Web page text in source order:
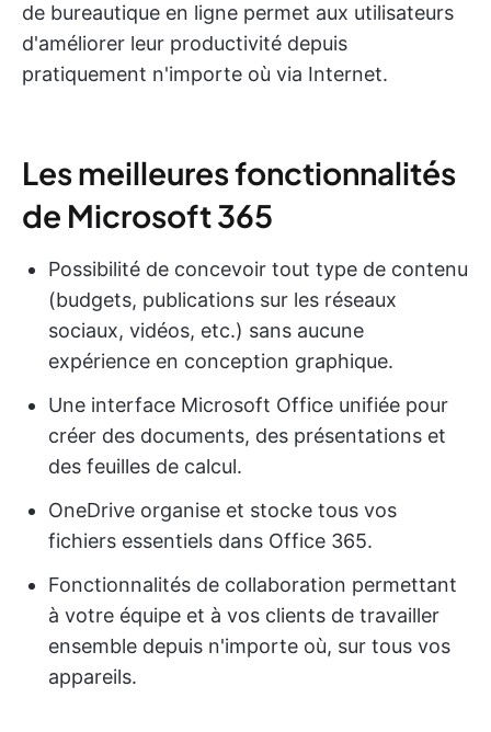
de bureautique en ligne permet aux utilisateurs
d'améliorer leur productivité depuis
pratiquement n'importe où via Internet.
Les meilleures fonctionnalités
de Microsoft 365
Possibilité de concevoir tout type de contenu
(budgets, publications sur les réseaux
sociaux, vidéos, etc.) sans aucune
expérience en conception graphique.
Une interface Microsoft Office unifiée pour
créer des documents, des présentations et
des feuilles de calcul.
OneDrive organise et stocke tous vos
fichiers essentiels dans Office 365.
Fonctionnalités de collaboration permettant
à votre équipe et à vos clients de travailler
ensemble depuis n'importe où, sur tous vos
appareils.